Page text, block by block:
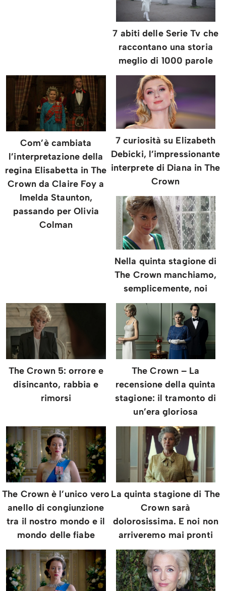
7 abiti delle Serie Tv che
raccontano una storia
meglio di 1000 parole
Com’è cambiata
l’interpretazione della
regina Elisabetta in The
Crown da Claire Foy a
Imelda Staunton,
passando per Olivia
Colman
7 curiosità su Elizabeth
Debicki, l’impressionante
interprete di Diana in The
Crown
Nella quinta stagione di
The Crown manchiamo,
semplicemente, noi
The Crown 5: orrore e
disincanto, rabbia e
rimorsi
The Crown – La
recensione della quinta
stagione: il tramonto di
un’era gloriosa
The Crown è l’unico vero
anello di congiunzione
tra il nostro mondo e il
mondo delle fiabe
La quinta stagione di The
Crown sarà
dolorosissima. E noi non
arriveremo mai pronti